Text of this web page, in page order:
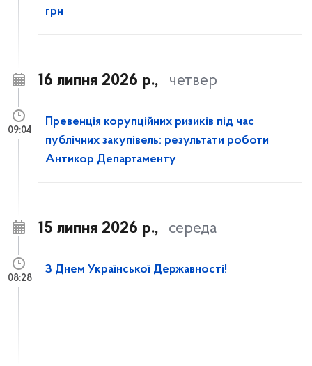
грн
16 липня 2026 р., четвер
Превенція корупційних ризиків під час
публічних закупівель: результати роботи
Антикор Департаменту
09:04
15 липня 2026 р., середа
З Днем Української Державності!
08:28